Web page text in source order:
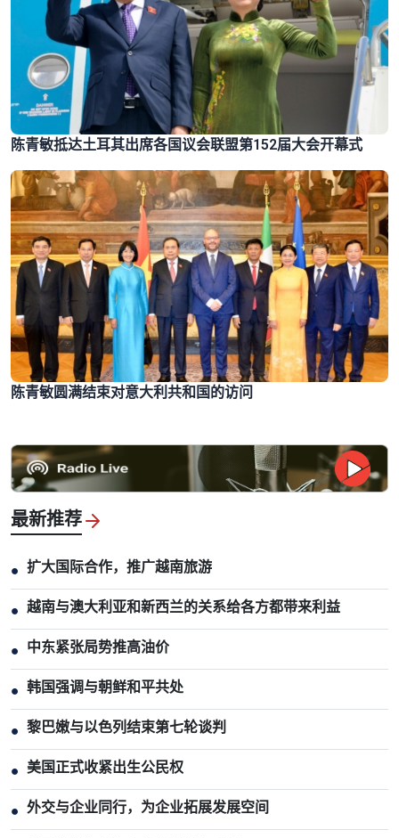
陈青敏抵达土耳其出席各国议会联盟第152届大会开幕式
陈青敏圆满结束对意大利共和国的访问
最新推荐
● 扩大国际合作，推广越南旅游
● 越南与澳大利亚和新西兰的关系给各方都带来利益
● 中东紧张局势推高油价
● 韩国强调与朝鲜和平共处
● 黎巴嫩与以色列结束第七轮谈判
● 美国正式收紧出生公民权
● 外交与企业同行，为企业拓展发展空间